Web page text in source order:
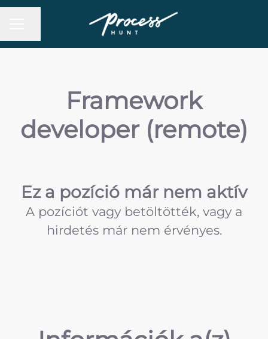
Oldal megosztása
Framework
developer (remote)
Ez a pozíció már nem aktív
A pozíciót vagy betöltötték, vagy a
hirdetés már nem érvényes.